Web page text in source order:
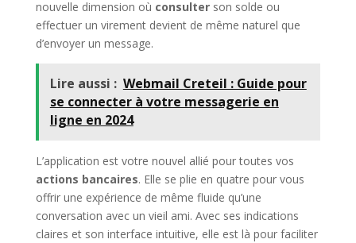
nouvelle dimension où consulterson solde ou
effectuer un virement devient de même naturel que
d’envoyer un message.
Lire aussi : Webmail Creteil : Guide pour
se connecter à votre messagerie en
ligne en 2024
L’application est votre nouvel allié pour toutes vos
actions bancaires. Elle se plie en quatre pour vous
offrir une expérience de même fluide qu’une
conversation avec un vieil ami. Avec ses indications
claires et son interface intuitive, elle est là pour faciliter